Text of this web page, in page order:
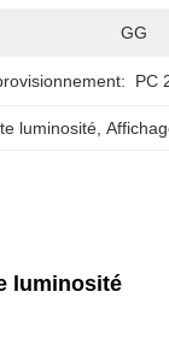
GG
PC
luminosité ,
luminosité